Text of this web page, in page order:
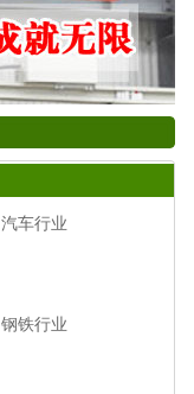
汽车行业
钢铁行业